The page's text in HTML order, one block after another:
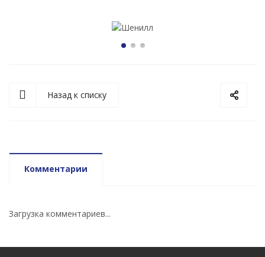
Назад к списку
Комментарии
Загрузка комментариев...